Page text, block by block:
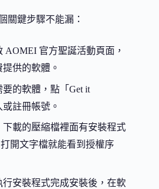
關鍵步驟不能漏：
AOMEI 官方聖誕活動頁面，
供的軟體。
要的軟體，點「Get it
註冊帳號。
下載的壓縮檔裡面有安裝程式
開文字檔就能看到授權序
行安裝程式完成安裝後，在軟